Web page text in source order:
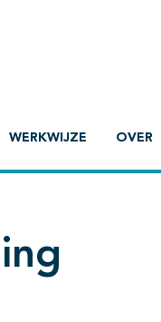
WERKWIJZE OVER